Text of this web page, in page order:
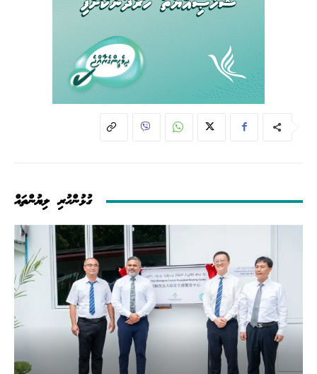
ގުޅުންހުރި ލިޔުންތައް